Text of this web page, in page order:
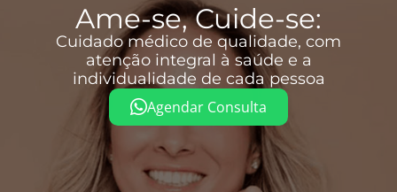
Ame-se, Cuide-se:
Cuidado médico de qualidade, com
atenção integral à saúde e a
individualidade de cada pessoa
Agendar Consulta